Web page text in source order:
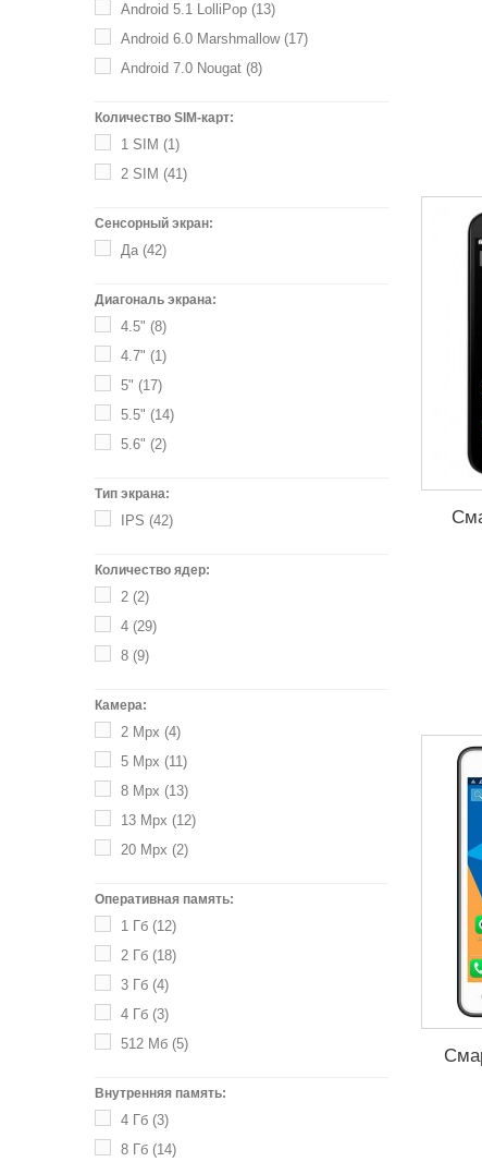
Android 5.1 LolliPop (13)
Android 6.0 Marshmallow(17)
Android 7.0 Nougat (8)
Количество SIM-карт:
1 SIM (1)
2 SIM (41)
Сенсорный экран:
Да (42)
Диагональ экрана:
4.5" (8)
4.7" (1)
5" (17)
5.5" (14)
5.6" (2)
Тип экрана:
IPS (42)
Количество ядер:
2 (2)
4 (29)
8 (9)
Камера:
2 Mpx (4)
5 Mpx (11)
8 Mpx (13)
13 Mpx (12)
20 Mpx (2)
Оперативная память:
1 Гб (12)
2 Гб (18)
3 Гб (4)
4 Гб (3)
512 Мб (5)
Внутренняя память:
4 Гб (3)
8 Гб (14)